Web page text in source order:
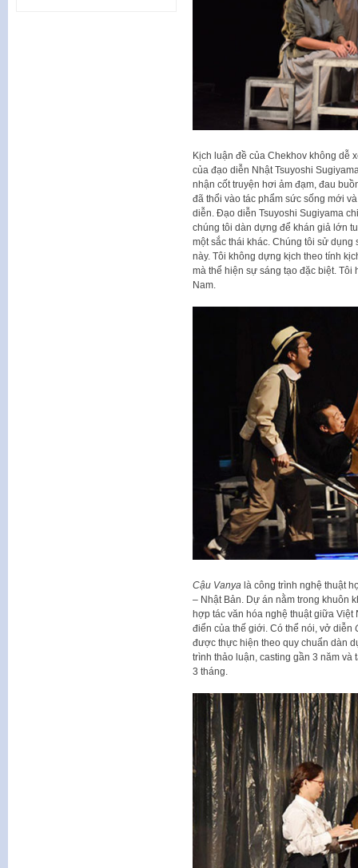
Kịch luận đề của Chekhov không dễ
của đạo diễn Nhật Tsuyoshi
nhận cốt truyện hơi ảm đạm, đau
đã thổi vào tác phẩm sức sống mới
diễn. Đạo diễn Tsuyoshi Sugiyama
chúng tôi dàn dựng để khán giả lớn
một sắc thái khác. Chúng tôi sử
này. Tôi không dựng kịch theo tính
mà thể hiện sự sáng tạo đặc biệt.
Nam.
Cậu Vanya là công trình nghệ thuật
– Nhật Bản. Dự án nằm trong khuôn
hợp tác văn hóa nghệ thuật giữa Việt
điển của thế giới. Có thể nói, vở diễn
được thực hiện theo quy chuẩn dàn
trình thảo luận, casting gần 3 năm và
3 tháng.